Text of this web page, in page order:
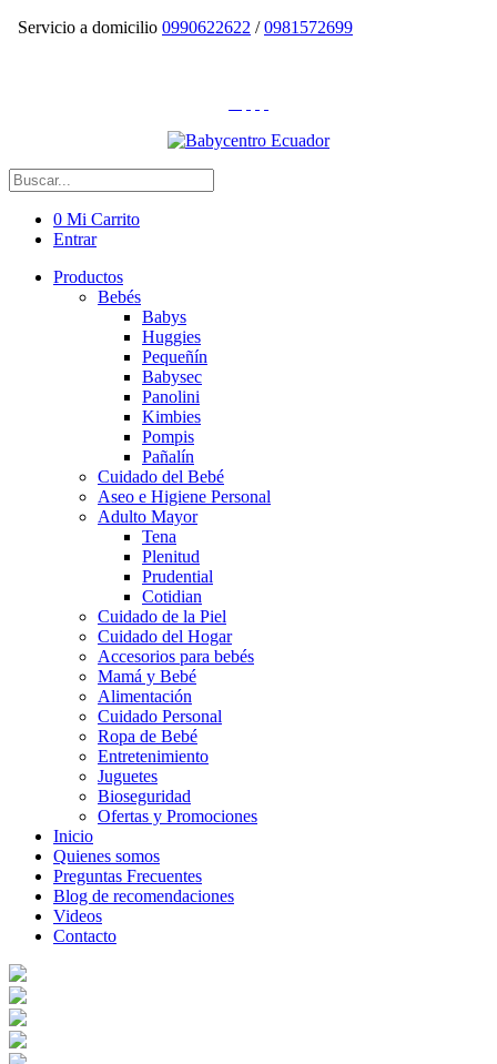
Servicio a domicilio 0990622622 /0981572699
0 Mi Carrito
Entrar
Productos
Bebés
Babys
Huggies
Pequeñín
Babysec
Panolini
Kimbies
Pompis
Pañalín
Cuidado del Bebé
Aseo e Higiene Personal
Adulto Mayor
Tena
Plenitud
Prudential
Cotidian
Cuidado de la Piel
Cuidado del Hogar
Accesorios para bebés
Mamá y Bebé
Alimentación
Cuidado Personal
Ropa de Bebé
Entretenimiento
Juguetes
Bioseguridad
Ofertas y Promociones
Inicio
Quienes somos
Preguntas Frecuentes
Blog de recomendaciones
Videos
Contacto